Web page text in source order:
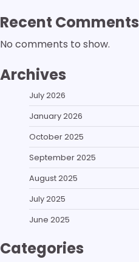
Recent Comments
No comments to show.
Archives
July 2026
January 2026
October 2025
September 2025
August 2025
July 2025
June 2025
Categories